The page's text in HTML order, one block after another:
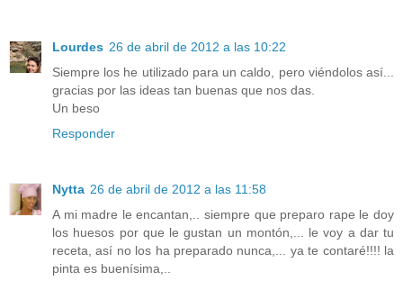
Lourdes 26 de abril de 2012 a las 10:22
Siempre los he utilizado para un caldo, pero viéndolos así...
gracias por las ideas tan buenas que nos das.
Un beso
Responder
Nytta 26 de abril de 2012 a las 11:58
A mi madre le encantan,.. siempre que preparo rape le doy
los huesos por que le gustan un montón,... le voy a dar tu
receta, así no los ha preparado nunca,... ya te contaré!!!! la
pinta es buenísima,..